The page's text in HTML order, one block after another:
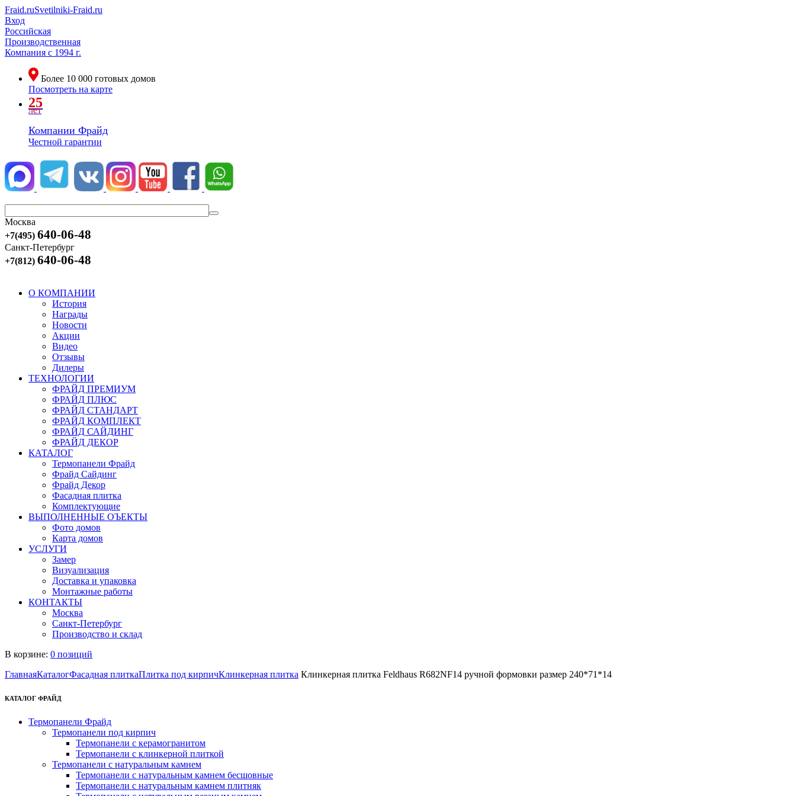
Fraid.ruSvetilniki-Fraid.ru
Вход
Российская
Производственная
Компания с 1994 г.
Более 10 000 готовых домов
Посмотреть на карте
25
лет
Компании Фрайд
Честной гарантии
Москва
+7(495) 640-06-48
Санкт-Петербург
+7(812) 640-06-48
О КОМПАНИИ
История
Награды
Новости
Акции
Видео
Отзывы
Дилеры
ТЕХНОЛОГИИ
ФРАЙД ПРЕМИУМ
ФРАЙД ПЛЮС
ФРАЙД СТАНДАРТ
ФРАЙД КОМПЛЕКТ
ФРАЙД САЙДИНГ
ФРАЙД ДЕКОР
КАТАЛОГ
Термопанели Фрайд
Фрайд Сайдинг
Фрайд Декор
Фасадная плитка
Комплектующие
ВЫПОЛНЕННЫЕ ОЪЕКТЫ
Фото домов
Карта домов
УСЛУГИ
Замер
Визуализация
Доставка и упаковка
Монтажные работы
КОНТАКТЫ
Москва
Санкт-Петербург
Производство и склад
В корзине: 0 позиций
ГлавнаяКаталогФасадная плиткаПлитка под кирпичКлинкерная плитка Клинкерная плитка Feldhaus R682NF14 ручной формовки размер 240*71*14
КАТАЛОГ ФРАЙД
Термопанели Фрайд
Термопанели под кирпич
Термопанели с керамогранитом
Термопанели с клинкерной плиткой
Термопанели с натуральным камнем
Термопанели с натуральным камнем бесшовные
Термопанели с натуральным камнем плитняк